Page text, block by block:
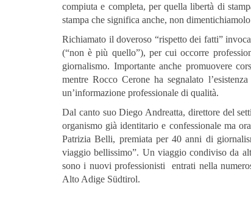
compiuta e completa, per quella libertà di
stampa che significa anche, non
Richiamato il doveroso “rispetto dei fatti”
(“non è più quello”), per cui occorre
giornalismo. Importante anche promuovere
mentre Rocco Cerone ha segnalato
un’informazione professionale di qualità.
Dal canto suo Diego Andreatta, direttore del
organismo già identitario e confessionale ma
Patrizia Belli, premiata per 40 anni di
viaggio bellissimo”. Un viaggio condiviso da
sono i nuovi professionisti entrati nella
Alto Adige Südtirol.